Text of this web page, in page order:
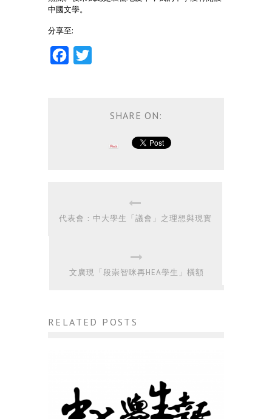
中國文學。
分享至:
Facebook
SHARE ON:
代表會：中大學生「議會」之理想與現實
文廣現「段崇智咪再HEA學生」橫額
RELATED POSTS